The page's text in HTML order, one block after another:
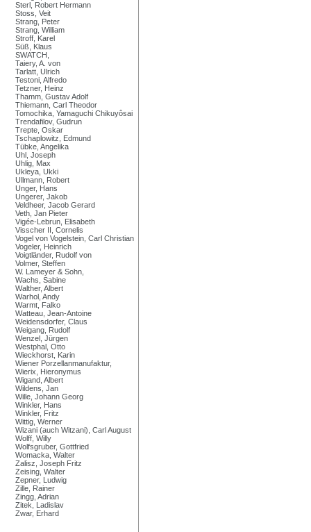
Sterl, Robert Hermann
Stoss, Veit
Strang, Peter
Strang, William
Stroff, Karel
Süß, Klaus
SWATCH,
Taiery, A. von
Tarlatt, Ulrich
Testoni, Alfredo
Tetzner, Heinz
Thamm, Gustav Adolf
Thiemann, Carl Theodor
Tomochika, Yamaguchi Chikuyôsai
Trendafilov, Gudrun
Trepte, Oskar
Tschaplowitz, Edmund
Tübke, Angelika
Uhl, Joseph
Uhlig, Max
Ukleya, Ukki
Ullmann, Robert
Unger, Hans
Ungerer, Jakob
Veldheer, Jacob Gerard
Veth, Jan Pieter
Vigée-Lebrun, Elisabeth
Visscher II, Cornelis
Vogel von Vogelstein, Carl Christian
Vogeler, Heinrich
Voigtländer, Rudolf von
Volmer, Steffen
W. Lameyer & Sohn,
Wachs, Sabine
Walther, Albert
Warhol, Andy
Warmt, Falko
Watteau, Jean-Antoine
Weidensdorfer, Claus
Weigang, Rudolf
Wenzel, Jürgen
Westphal, Otto
Wieckhorst, Karin
Wiener Porzellanmanufaktur,
Wierix, Hieronymus
Wigand, Albert
Wildens, Jan
Wille, Johann Georg
Winkler, Hans
Winkler, Fritz
Wittig, Werner
Wizani (auch Witzani), Carl August
Wolff, Willy
Wolfsgruber, Gottfried
Womacka, Walter
Zalisz, Joseph Fritz
Zeising, Walter
Zepner, Ludwig
Zille, Rainer
Zingg, Adrian
Zitek, Ladislav
Zwar, Erhard